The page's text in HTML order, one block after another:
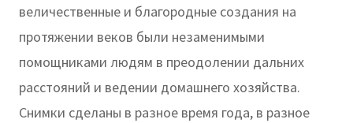
величественные и благородные создания на
протяжении веков были незаменимыми
помощниками людям в преодолении дальних
расстояний и ведении домашнего хозяйства.
Снимки сделаны в разное время года, в разное